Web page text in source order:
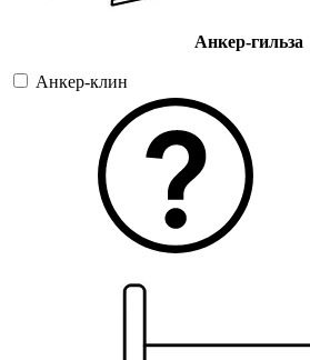
Анкер-гильза
Анкер-клин